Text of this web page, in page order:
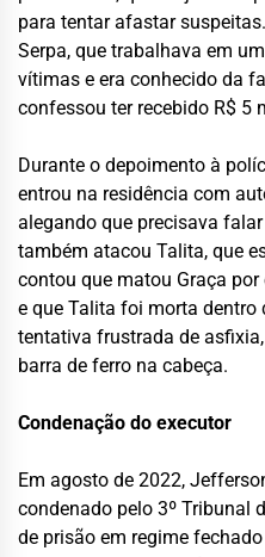
para tentar afastar
Serpa, que trabalhava em
vítimas e era conhecido da
confessou ter recebido R$ 5
Durante o depoimento à
entrou na residência com
alegando que precisava
também atacou Talita, que
contou que matou Graça
e que Talita foi morta
tentativa frustrada de
barra de ferro na cabeça.
Condenação do executor
Em agosto de 2022,
condenado pelo 3º Tribunal
de prisão em regime